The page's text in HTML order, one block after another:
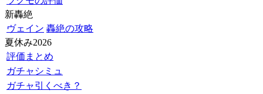
新轟絶
ヴェイン 轟絶の攻略
夏休み2026
評価まとめ
ガチャシミュ
ガチャ引くべき？